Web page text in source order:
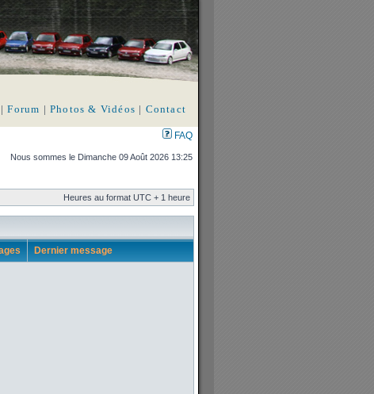
|Forum | Photos & Vidéos | Contact
FAQ
Nous sommes le Dimanche 09 Août 2026 13:25
Heures au format UTC + 1 heure
Dernier message